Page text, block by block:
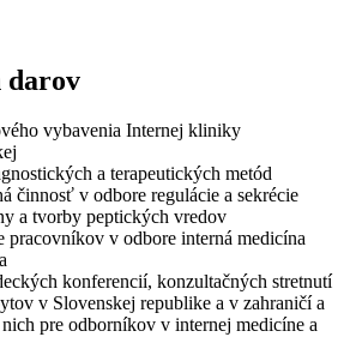
darov
vybavenia Internej kliniky
a terapeutických metód
činnosť v odbore regulácie a sekrécie
a tvorby peptických vredov
pracovníkov v odbore interná medicína
konferencií, konzultačných stretnutí
v Slovenskej republike a v zahraničí a
pre odborníkov v internej medicíne a